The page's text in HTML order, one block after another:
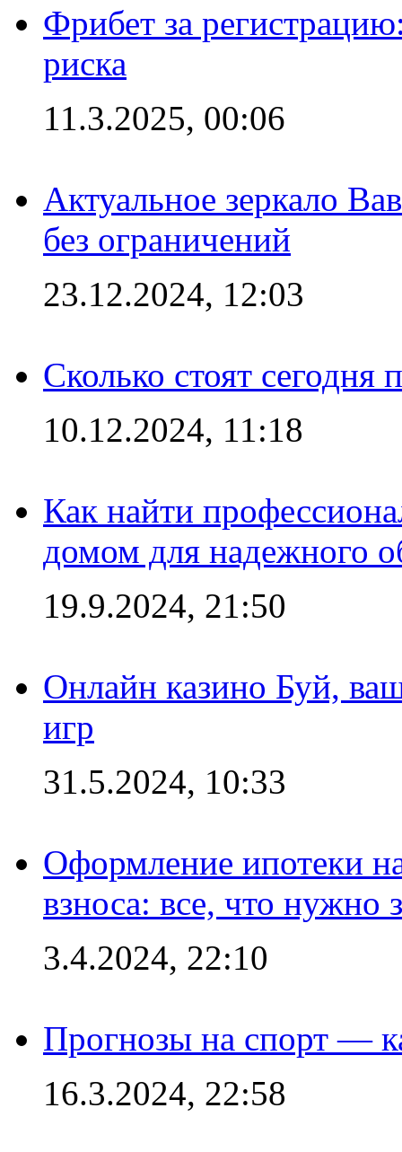
Фрибет за
риска
11.3.2025, 00:06
Актуальное зеркало
без ограничений
23.12.2024, 12:03
Сколько стоят сегодня
10.12.2024, 11:18
Как найти
домом для надежного
19.9.2024, 21:50
Онлайн казино Буй,
игр
31.5.2024, 10:33
Оформление ипотеки
взноса: все, что нужно
3.4.2024, 22:10
Прогнозы на спорт —
16.3.2024, 22:58